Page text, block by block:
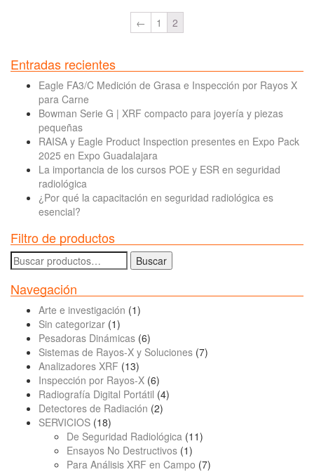
← 1 2
Entradas recientes
Eagle FA3/C Medición de Grasa e Inspección por Rayos X
para Carne
Bowman Serie G | XRF compacto para joyería y piezas
pequeñas
RAISA y Eagle Product Inspection presentes en Expo Pack
2025 en Expo Guadalajara
La importancia de los cursos POE y ESR en seguridad
radiológica
¿Por qué la capacitación en seguridad radiológica es
esencial?
Filtro de productos
Buscar
por:
Buscar
Navegación
Arte e investigación (1)
Sin categorizar (1)
Pesadoras Dinámicas (6)
Sistemas de Rayos-X y Soluciones (7)
Analizadores XRF (13)
Inspección por Rayos-X (6)
Radiografía Digital Portátil (4)
Detectores de Radiación (2)
SERVICIOS (18)
De Seguridad Radiológica (11)
Ensayos No Destructivos (1)
Para Análisis XRF en Campo (7)